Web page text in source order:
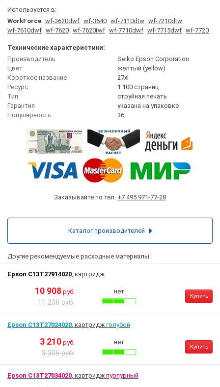
Используется в:
WorkForce wf-3620dwf wf-3640 wf-7110dtw wf-7210dtw
wf-7610dwf wf-7620 wf-7620twf wf-7710dwf wf-7715dwf wf-7720
Технические характеристики:
Производитель
Seiko Epson Corporation
Цвет
желтый (yellow)
Короткое название
27xl
Ресурс
1 100 страниц
Тип
струйная печать
Гарантия
указана на упаковке
Популярность
36
Заказывайте по тел. +7 495 971-77-28
Другие рекомендуемые расходные материалы:
Epson C13T27914020, картридж
10 908 руб.
11 238 руб.
нет
Купить
Epson C13T27024020, картридж голубой
3 210 руб.
3 306 руб.
нет
Купить
Epson C13T27034020, картридж пурпурный